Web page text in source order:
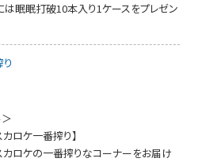
眠眠打破10本入り1ケースをプレゼン
カロケ一番搾り】
ロケの一番搾りなコーナーをお届け